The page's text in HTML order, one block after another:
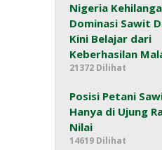
Nigeria
Dominasi Sawit
Kini Belajar dari
Keberhasilan
21372 Dilihat
Posisi Petani
Hanya di Ujung
Nilai
14619 Dilihat